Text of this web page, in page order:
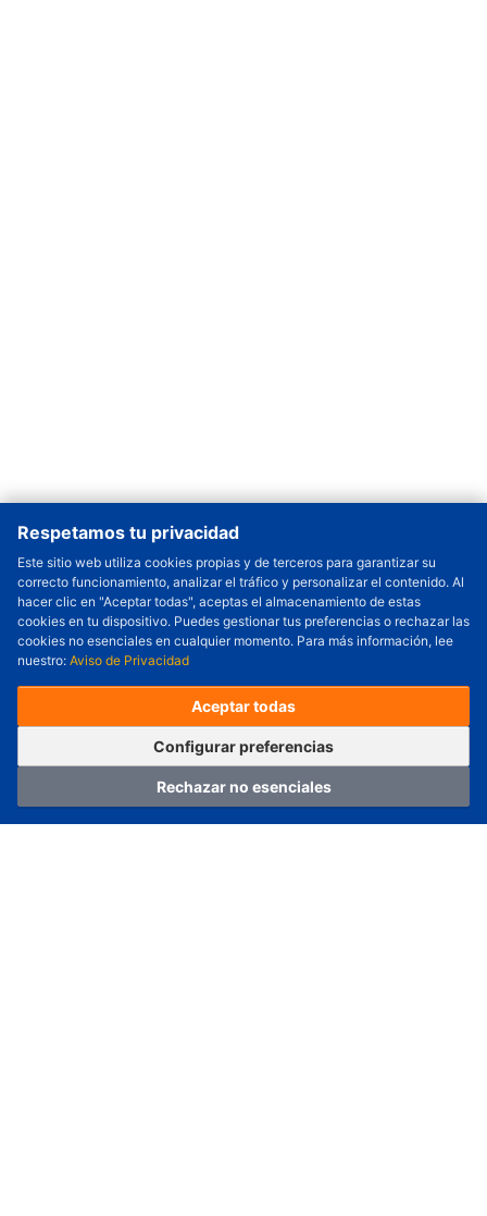
Respetamos tu privacidad
Este sitio web utiliza cookies propias y de terceros para garantizar su
correcto funcionamiento, analizar el tráfico y personalizar el contenido. Al
hacer clic en "Aceptar todas", aceptas el almacenamiento de estas
cookies en tu dispositivo. Puedes gestionar tus preferencias o rechazar las
cookies no esenciales en cualquier momento. Para más información, lee
nuestro: Aviso de Privacidad
Aceptar todas
Configurar preferencias
Rechazar no esenciales
Cantidad a Ordenar - +
Revisar precio y fecha de envío
Precio unitario (USD) :---
(con IVA (USD)) :--- (con IVA (USD)) :---
---
Pedir ahora
Agregar al carrito